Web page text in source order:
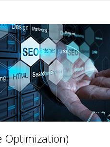
Optimization)